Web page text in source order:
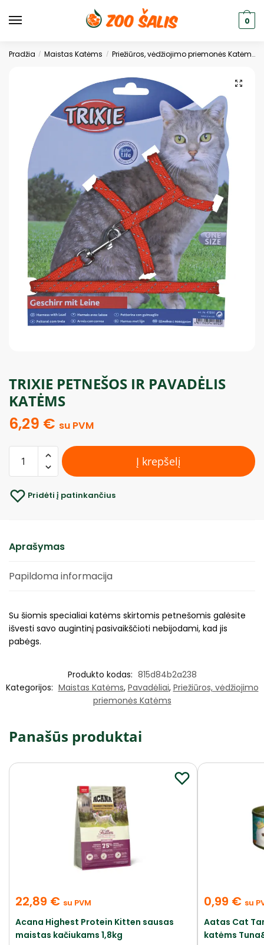
0
Pradžia / Maistas Katėms / Priežiūros, vėdžiojimo priemonės Katėms
TRIXIE PETNEŠOS IR PAVADĖLIS
KATĖMS
6,29 € su PVM
Į krepšelį
Pridėti į patinkančius
Aprašymas
Papildoma informacija
Su šiomis specialiai katėms skirtomis petnešomis galėsite
išvesti savo augintinį pasivaikščioti nebijodami, kad jis
pabėgs.
Produkto kodas: 815d84b2a238
Kategorijos: Maistas Katėms, Pavadėliai, Priežiūros, vėdžiojimo
priemonės Katėms
Panašūs produktai
22,89 € su PVM
Acana Highest Protein Kitten sausas
maistas kačiukams 1,8kg
0,99 € su
Aatas Cat
katėms